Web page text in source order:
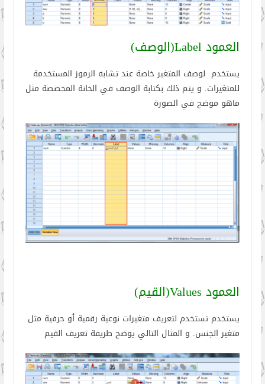
العمود Label(الوصف)
يستخدم لوصف المتغير خاصة عند تشابه الرموز المستخدمة
للمتغيرات. و يتم ذلك بكتابة الوصف في الخانة المخصصة مثل
ماهو موضح في الصورة
العمود Values(القيم)
يستخدم تستخدم لتعريف متغيرات نوعية رقمية أو حرفية مثل
متغير الجنس. و المثال التالي يوضح طريفة تعريف القيم